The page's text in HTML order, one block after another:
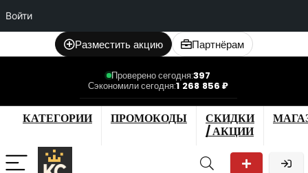
Войти
Разместить акцию Партнёрам
Проверено сегодня:397
Сэкономили сегодня:1 268 856 ₽
КАТЕГОРИИ ПРОМОКОДЫ
СКИДКИ
/ АКЦИИ